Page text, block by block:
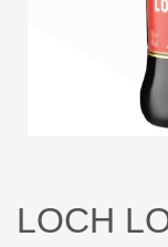
LOCH